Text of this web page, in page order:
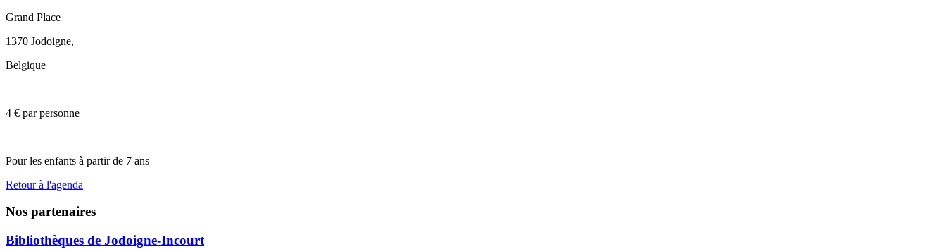
Grand Place
1370 Jodoigne,
Belgique
4 € par personne
Pour les enfants à partir de 7 ans
Retour à l'agenda
Nos partenaires
Bibliothèques de Jodoigne-Incourt